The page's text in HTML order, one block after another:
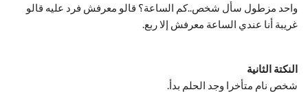
واحد مزطول سأل شخص..كم الساعة؟ قالو معرفش فرد عليه قالو
غريبة أنا عندي الساعة معرفش إلا ربع.
النكتة الثانية
شخص نام متأخرا وجد الحلم بدأ.